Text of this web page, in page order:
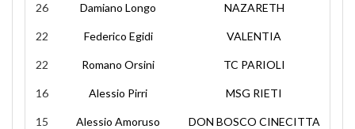
26 Damiano Longo NAZARETH
22 Federico Egidi VALENTIA
22 Romano Orsini TC PARIOLI
16 Alessio Pirri MSG RIETI
15 Alessio Amoruso DON BOSCO CINECITTA